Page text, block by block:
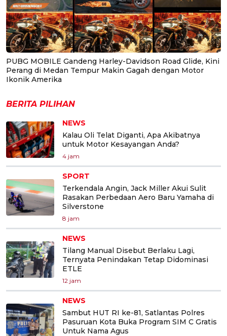
PUBG MOBILE Gandeng Harley-Davidson Road Glide, Kini
Perang di Medan Tempur Makin Gagah dengan Motor
Ikonik Amerika
BERITA PILIHAN
NEWS
Kalau Oli Telat Diganti, Apa Akibatnya
untuk Motor Kesayangan Anda?
4 jam
SPORT
Terkendala Angin, Jack Miller Akui Sulit
Rasakan Perbedaan Aero Baru Yamaha di
Silverstone
8 jam
NEWS
Tilang Manual Disebut Berlaku Lagi,
Ternyata Penindakan Tetap Didominasi
ETLE
12 jam
NEWS
Sambut HUT RI ke-81, Satlantas Polres
Pasuruan Kota Buka Program SIM C Gratis
Untuk Nama Agus